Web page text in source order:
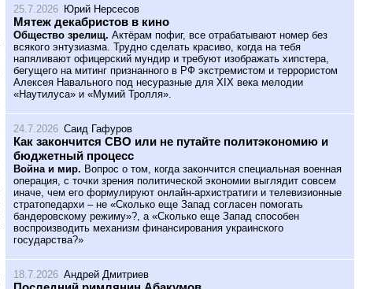
25.7.2026 Юрий Нерсесов
Мятеж декабристов в кино
Общество зрелищ. Актёрам пофиг, все отрабатывают номер без
всякого энтузиазма. Трудно сделать красиво, когда на тебя
напяливают офицерский мундир и требуют изображать хипстера,
бегущего на митинг признанного в РФ экстремистом и террористом
Алексея Навального под несуразные для XIX века мелодии
«Наутилуса» и «Мумий Тролля».
24.7.2026 Саид Гафуров
Как закончится СВО или не путайте политэкономию и
бюджетный процесс
Война и мир. Вопрос о том, когда закончится специальная военная
операция, с точки зрения политической экономии выглядит совсем
иначе, чем его формулируют онлайн-архистратиги и телевизионные
стратопедархи – не «Сколько еще Запад согласен помогать
бандеровскому режиму»?, а «Сколько еще Запад способен
воспроизводить механизм финансирования украинского
государства?»
18.7.2026 Андрей Дмитриев